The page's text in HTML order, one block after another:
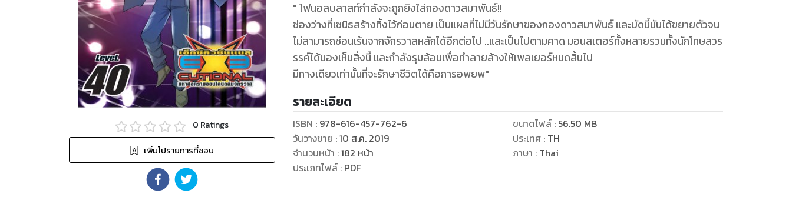
0 Ratings
เพิ่มไปรายการที่ชอบ
" ไฟนอลบลาสท์กำลังจะถูกยิงใส่กองดาวสมาพันธ์!!
ช่องว่างที่เซนิธสร้างทิ้งไว้ก่อนตาย เป็นแผลที่ไม่มีวันรักษาของกองดาวสมาพันธ์ และบัดนี้มันได้ขยายตัวจน
ไม่สามารถซ่อนเร้นจากจักรวาลหลักได้อีกต่อไป ..และเป็นไปตามคาด มอนสเตอร์ทั้งหลายรวมทั้งนักโทษสวร
รรค์ได้มองเห็นสิ่งนี้ และกำลังรุมล้อมเพื่อทำลายล้างให้เพลเยอร์หมดสิ้นไป
มีทางเดียวเท่านั้นที่จะรักษาชีวิตได้คือการอพยพ"
รายละเอียด
ISBN : 978-616-457-762-6
วันวางขาย :10 ส.ค. 2019
จำนวนหน้า :182 หน้า
ประเภทไฟล์: PDF
ขนาดไฟล์: 56.50 MB
ประเทศ : TH
ภาษา : Thai